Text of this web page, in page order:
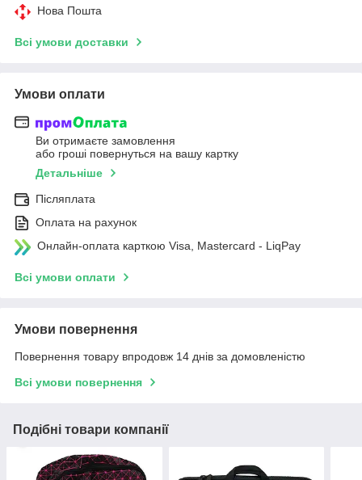
Нова Пошта
Всі умови доставки
Умови оплати
Ви отримаєте замовлення
або гроші повернуться на вашу картку
Детальніше
Післяплата
Оплата на рахунок
Онлайн-оплата карткою Visa, Mastercard - LiqPay
Всі умови оплати
Умови повернення
Повернення товару впродовж 14 днів за домовленістю
Всі умови повернення
Подібні товари компанії